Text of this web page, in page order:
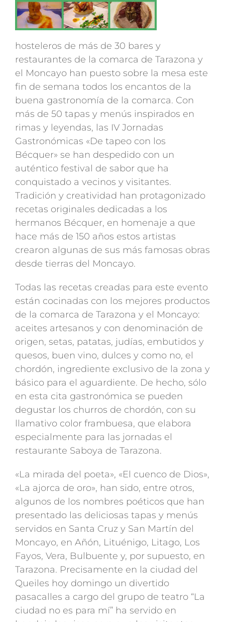
hosteleros de más de 30 bares y
restaurantes de la comarca de Tarazona y
el Moncayo han puesto sobre la mesa este
fin de semana todos los encantos de la
buena gastronomía de la comarca. Con
más de 50 tapas y menús inspirados en
rimas y leyendas, las IV Jornadas
Gastronómicas «De tapeo con los
Bécquer» se han despedido con un
auténtico festival de sabor que ha
conquistado a vecinos y visitantes.
Tradición y creatividad han protagonizado
recetas originales dedicadas a los
hermanos Bécquer, en homenaje a que
hace más de 150 años estos artistas
crearon algunas de sus más famosas obras
desde tierras del Moncayo.
Todas las recetas creadas para este evento
están cocinadas con los mejores productos
de la comarca de Tarazona y el Moncayo:
aceites artesanos y con denominación de
origen, setas, patatas, judías, embutidos y
quesos, buen vino, dulces y como no, el
chordón, ingrediente exclusivo de la zona y
básico para el aguardiente. De hecho, sólo
en esta cita gastronómica se pueden
degustar los churros de chordón, con su
llamativo color frambuesa, que elabora
especialmente para las jornadas el
restaurante Saboya de Tarazona.
«La mirada del poeta», «El cuenco de Dios»,
«La ajorca de oro», han sido, entre otros,
algunos de los nombres poéticos que han
presentado las deliciosas tapas y menús
servidos en Santa Cruz y San Martín del
Moncayo, en Añón, Lituénigo, Litago, Los
Fayos, Vera, Bulbuente y, por supuesto, en
Tarazona. Precisamente en la ciudad del
Queiles hoy domingo un divertido
pasacalles a cargo del grupo de teatro “La
ciudad no es para mí” ha servido en